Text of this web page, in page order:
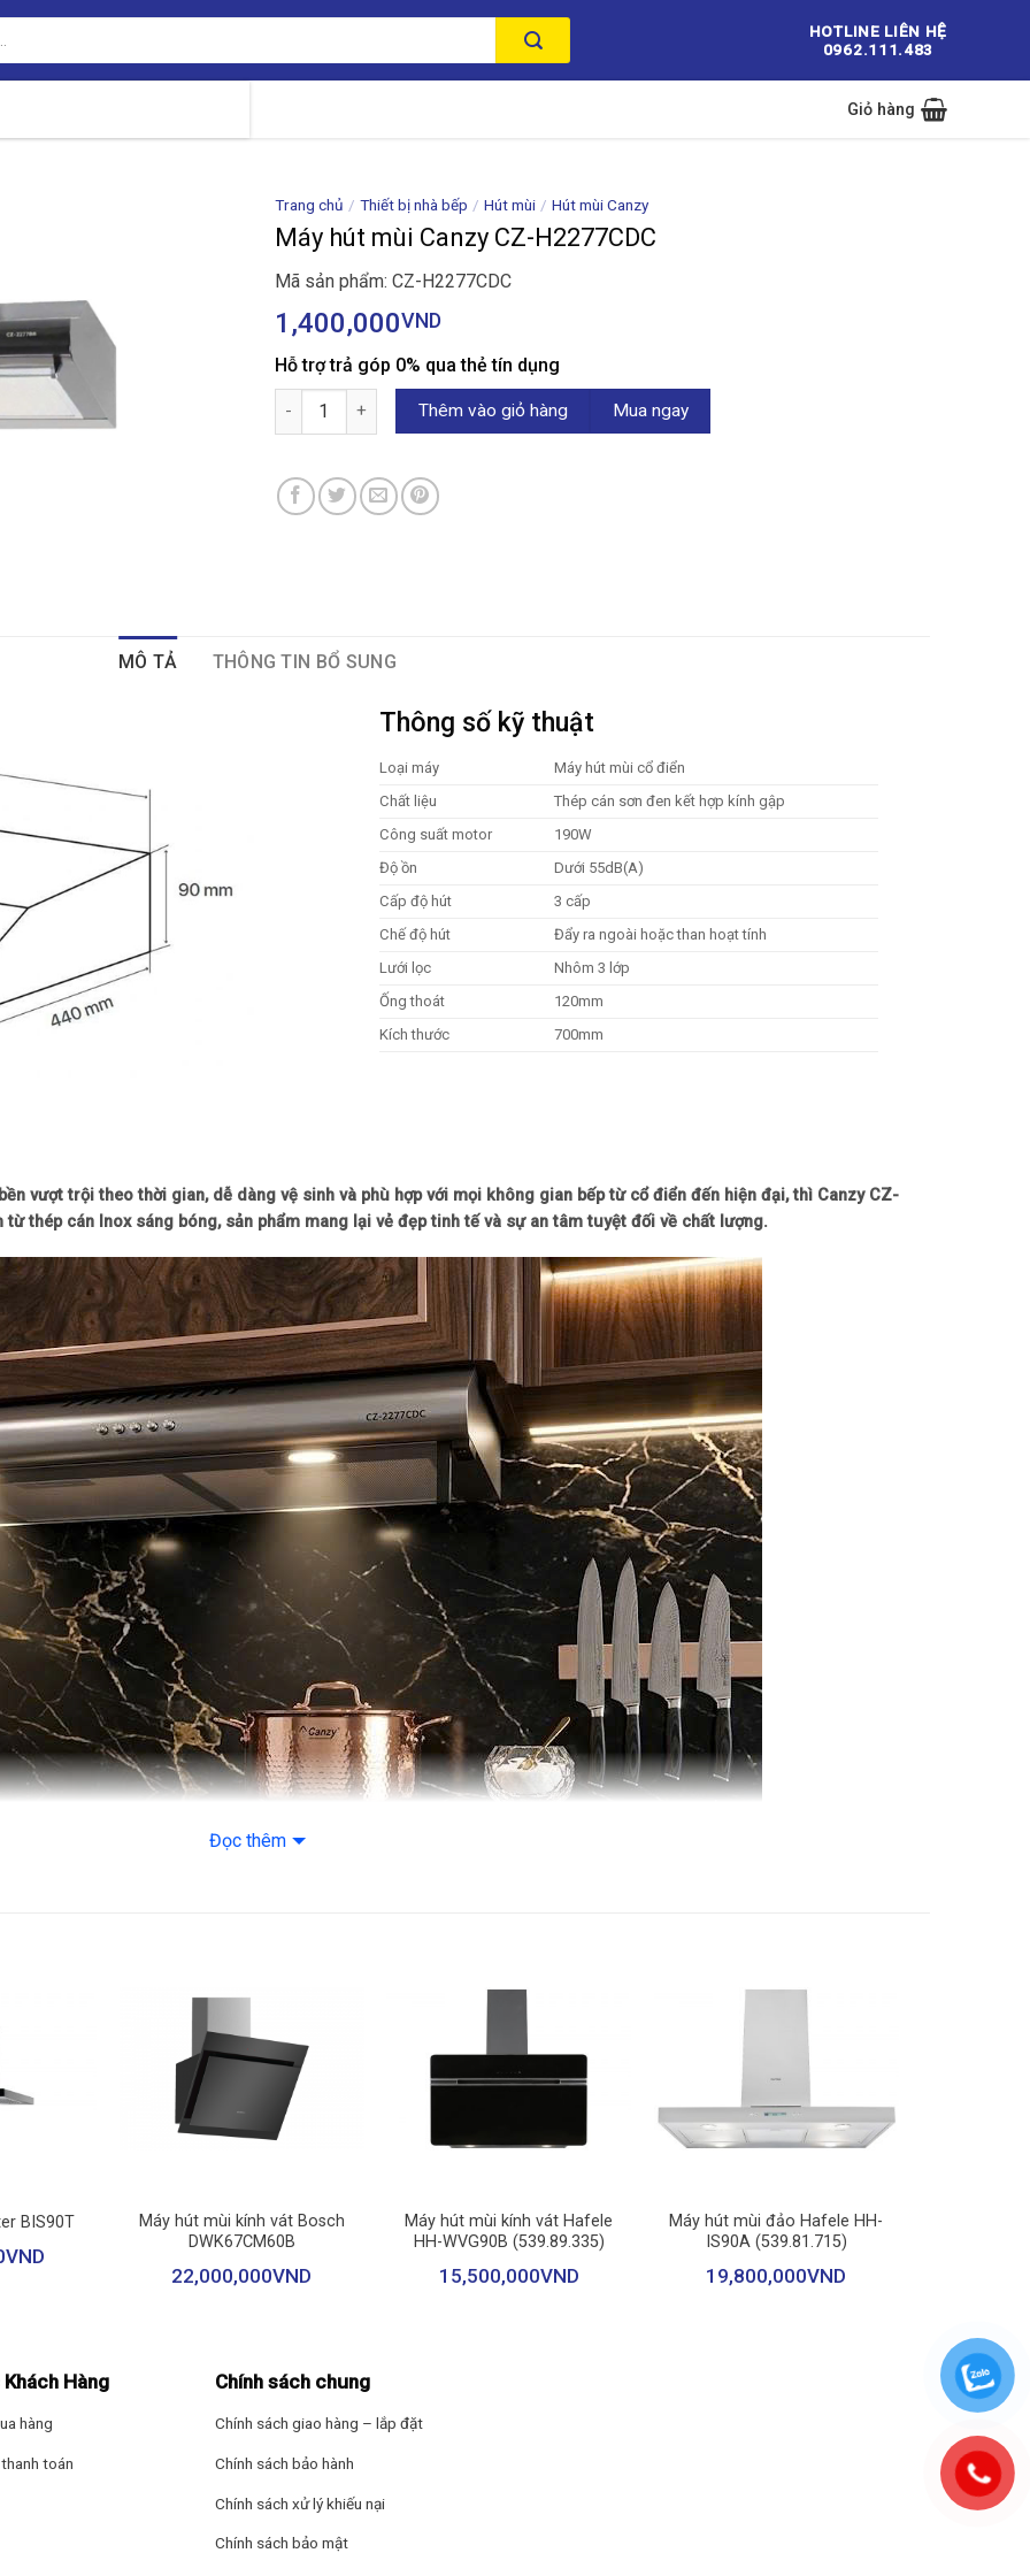
HOTLINE LIÊN HỆ
0962.111.483
Giỏ hàng
Trang chủ / Thiết bị nhà bếp / Hút mùi / Hút mùi Canzy
Máy hút mùi Canzy CZ-H2277CDC
Mã sản phẩm: CZ-H2277CDC
1,400,000VND
Hỗ trợ trả góp 0% qua thẻ tín dụng
Máy hút mùi Canzy CZ-H2277CDC số lượng
Thêm vào giỏ hàng Mua ngay
MÔ TẢ THÔNG TIN BỔ SUNG
Thông số kỹ thuật
Loại máy
Máy hút mùi cổ điển
Chất liệu
Thép cán sơn đen kết hợp kính gập
Công suất motor
190W
Độ ồn
Dưới 55dB(A)
Cấp độ hút
3 cấp
Chế độ hút
Đẩy ra ngoài hoặc than hoạt tính
Lưới lọc
Nhôm 3 lớp
Ống thoát
120mm
Kích thước
700mm
vượt trội theo thời gian, dễ dàng vệ sinh và phù hợp với mọi không gian bếp từ cổ điển đến hiện đại, thì Canzy CZ-
từ thép cán Inox sáng bóng, sản phẩm mang lại vẻ đẹp tinh tế và sự an tâm tuyệt đối về chất lượng.
hơi ẩm, muối và dầu mỡ. Máy luôn giữ được độ sáng bóng, không bị gỉ sét sau nhiều năm sử dụng.
chùi dầu mỡ trở nên cực kỳ đơn giản, chỉ cần một nhát lau nhẹ là máy lại như mới.
nhưng sức mạnh bên trong lại rất đáng nể:
và hơi nóng tỏa ra trong quá trình nấu nướng, giữ cho không gian bếp luôn thoáng đãng, dễ chịu.
vào bên trong, bảo vệ động cơ an toàn. Thiết kế tấm lưới có thể tháo rời dễ dàng để vệ sinh hàng tuần.
qua ống thoát tiêu chuẩn Φ120 (mm).
Đọc thêm
BIS90T
VND
Máy hút mùi kính vát Bosch
DWK67CM60B
22,000,000VND
Máy hút mùi kính vát Hafele
HH-WVG90B (539.89.335)
15,500,000VND
Máy hút mùi đảo Hafele HH-
IS90A (539.81.715)
19,800,000VND
Hàng
hàng
toán
Chính sách chung
Chính sách giao hàng – lắp đặt
Chính sách bảo hành
Chính sách xử lý khiếu nại
Chính sách bảo mật